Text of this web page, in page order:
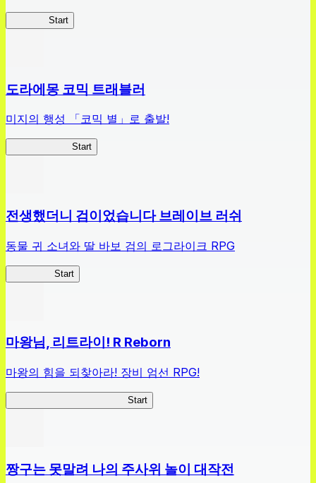
Start
도라에몽 코믹 트래블러
미지의 행성 「코믹 별」로 출발!
Start
전생했더니 검이었습니다 브레이브 러쉬
동물 귀 소녀와 딸 바보 검의 로그라이크 RPG
Start
마왕님, 리트라이! R Reborn
마왕의 힘을 되찾아라! 장비 엄선 RPG!
Start
짱구는 못말려 나의 주사위 놀이 대작전